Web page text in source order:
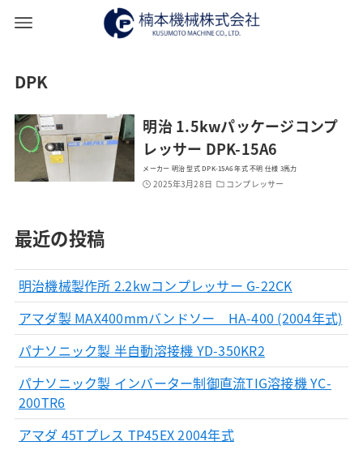
DPK
明治 1.5kwパッケージコンプ
レッサー DPK-15A6
メーカー 明治 型式 DPK-15A6 年式 不明 仕様 3馬力
2025年3月28日 コンプレッサー
最近の投稿
明治機械製作所 2.2kwコンプレッサー G-22CK
アマダ製 MAX400mmバンドソー HA-400 (2004年式)
パナソニック製 半自動溶接機 YD-350KR2
パナソニック製 インバーター制御直流TIG溶接機 YC-
200TR6
アマダ 45Tプレス TP45EX 2004年式